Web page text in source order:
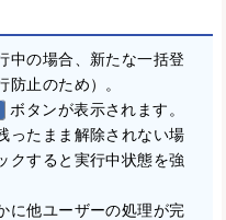
中の場合、新たな一括登
止のため）。
ボタンが表示されます。
ったまま解除されない場
クすると実行中状態を強
に他ユーザーの処理が完